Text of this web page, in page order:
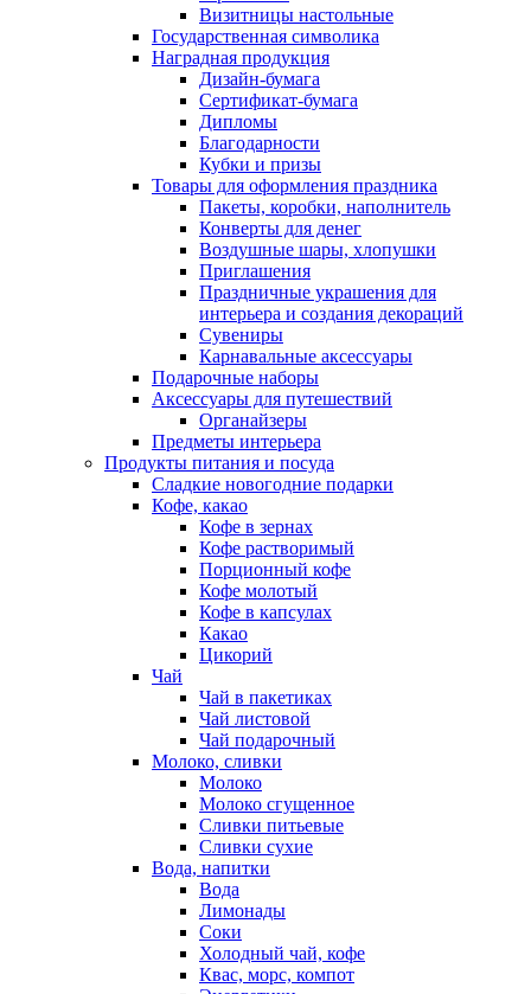
Визитницы настольные
Государственная символика
Наградная продукция
Дизайн-бумага
Сертификат-бумага
Дипломы
Благодарности
Кубки и призы
Товары для оформления праздника
Пакеты, коробки, наполнитель
Конверты для денег
Воздушные шары, хлопушки
Приглашения
Праздничные украшения для
интерьера и создания декораций
Сувениры
Карнавальные аксессуары
Подарочные наборы
Аксессуары для путешествий
Органайзеры
Предметы интерьера
Продукты питания и посуда
Сладкие новогодние подарки
Кофе, какао
Кофе в зернах
Кофе растворимый
Порционный кофе
Кофе молотый
Кофе в капсулах
Какао
Цикорий
Чай
Чай в пакетиках
Чай листовой
Чай подарочный
Молоко, сливки
Молоко
Молоко сгущенное
Сливки питьевые
Сливки сухие
Вода, напитки
Вода
Лимонады
Соки
Холодный чай, кофе
Квас, морс, компот